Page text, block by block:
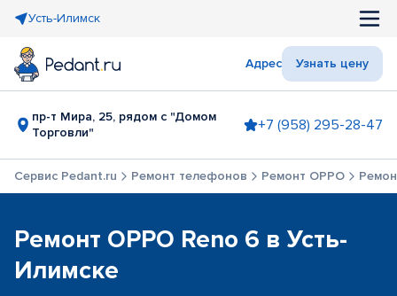
Усть-Илимск
Адрес Узнать цену
пр-т Мира, 25, рядом с "Домом
Торговли"
+7 (958) 295-28-47
Сервис Pedant.ru Ремонт телефонов Ремонт OPPO
Ремонт OPPO Reno 6 в Усть-
Илимске